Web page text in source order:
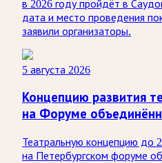
в 2026 году пройдёт в
дата и место проведения
заявили организаторы.
5 августа 2026
Концепцию развития
на Форуме
Театральную концепцию до
на Петербургском форуме